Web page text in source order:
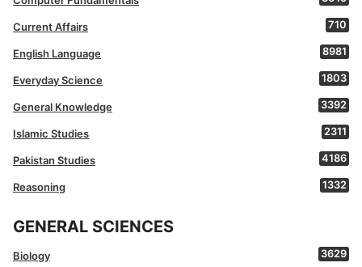
Current Affairs 710
English Language 8981
Everyday Science 1803
General Knowledge 3392
Islamic Studies 2311
Pakistan Studies 4186
Reasoning 1332
GENERAL SCIENCES
Biology 3629